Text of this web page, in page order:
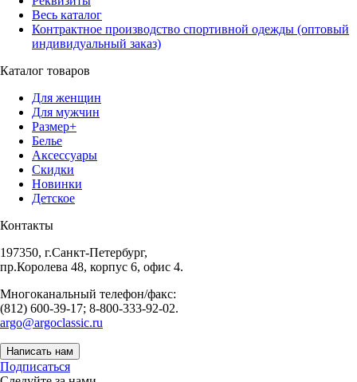
Весь каталог
Контрактное производство спортивной одежды (оптовый
индивидуальный заказ)
Каталог товаров
Для женщин
Для мужчин
Размер+
Белье
Аксессуары
Скидки
Новинки
Детское
Контакты
197350, г.Санкт-Петербург,
пр.Королева 48, корпус 6, офис 4.
Многоканальный телефон/факс:
(812) 600-39-17; 8-800-333-92-02.
argo@argoclassic.ru
Написать нам
Подписаться